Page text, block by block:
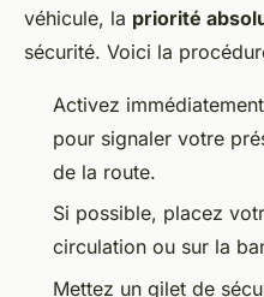
véhicule, la priorité
sécurité. Voici la
Activez
pour signaler votre
de la route.
Si possible, placez
circulation ou sur la
Mettez un gilet de